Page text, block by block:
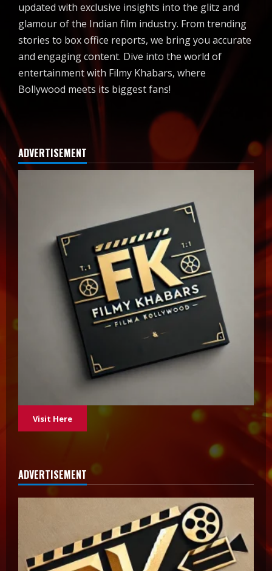
updated with exclusive insights into the glitz and
glamour of the Indian film industry. From trending
stories to box office reports, we bring you accurate
and engaging content. Dive into the world of
entertainment with Filmy Khabars, where
Bollywood meets its biggest fans!
ADVERTISEMENT
Visit Here
ADVERTISEMENT